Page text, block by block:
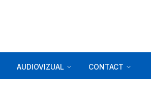
AUDIOVIZUAL CONTACT